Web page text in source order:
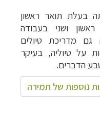
בעלת תואר ראשון
ראשון ושני בעבודה
גם מדריכת טיולים
על טיוליה, בעיקר
הדברים.
נוספות של תמירה